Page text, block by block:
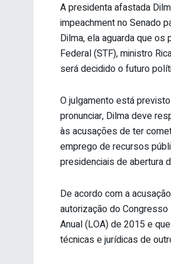
A presidenta afastada
impeachment no Senado
Dilma, ela aguarda que
Federal (STF), ministro
será decidido o futuro
O julgamento está
pronunciar, Dilma deve
às acusações de ter
emprego de recursos
presidenciais de abertura
De acordo com a
autorização do
Anual (LOA) de 2015 e
técnicas e jurídicas de